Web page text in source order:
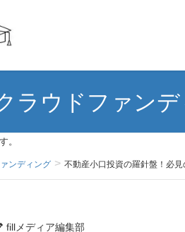
ラウドファン
。
ンディング 不動産小口投資の羅針盤！必見
fillメディア編集部